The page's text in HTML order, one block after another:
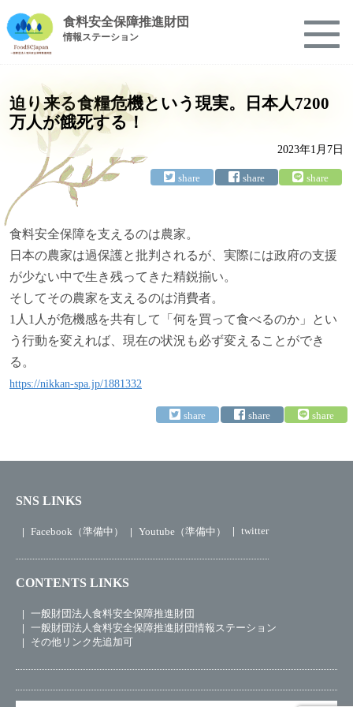
食料安全保障推進財団
情報ステーション
迫り来る食糧危機という現実。日本人7200
万人が餓死する！
2023年1月7日
食料安全保障を支えるのは農家。
日本の農家は過保護と批判されるが、実際には政府の支援
が少ない中で生き残ってきた精鋭揃い。
そしてその農家を支えるのは消費者。
1人1人が危機感を共有して「何を買って食べるのか」とい
う行動を変えれば、現在の状況も必ず変えることができ
る。
https://nikkan-spa.jp/1881332
SNS LINKS
Facebook（準備中） Youtube（準備中） twitter
CONTENTS LINKS
一般財団法人食料安全保障推進財団
一般財団法人食料安全保障推進財団情報ステーション
その他リンク先追加可